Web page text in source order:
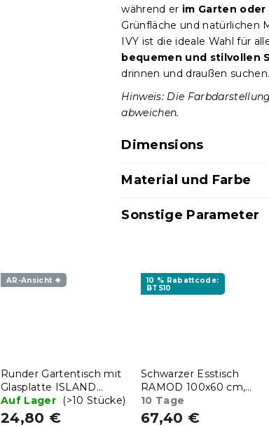
während er im Garten
Grünfläche und natürlichen
IVY ist die ideale Wahl für
bequemen und stilvollen
drinnen und draußen suchen.
Hinweis: Die
abweichen.
Dimensions
Material und Farbe
Sonstige Parameter
AR-Ansicht ❖
Runder Gartentisch mit
Glasplatte ISLAND
BLACK 60 cm, schwarz
Auf Lager (>10 Stücke)
24,80 €
10 % Rabattcode:
BTS10
Schwarzer Esstisch
RAMOD 100x60 cm,
Marmor-Dekor
10 Tage
67,40 €